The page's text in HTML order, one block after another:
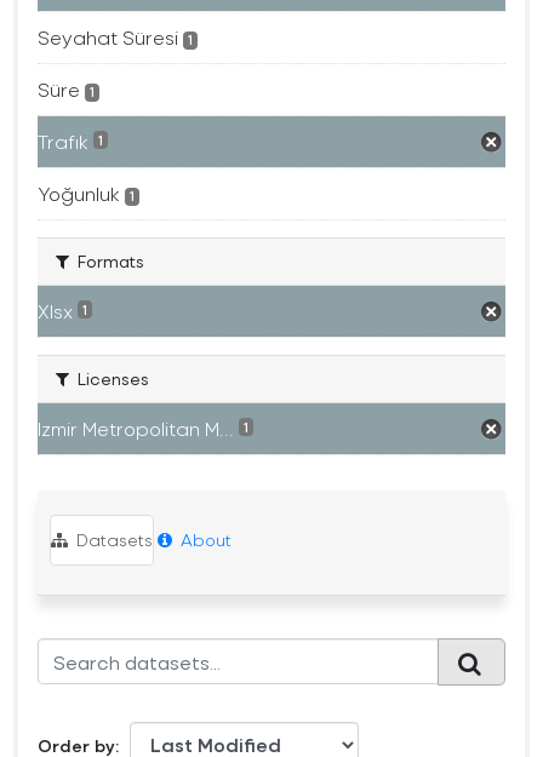
Seyahat Süresi 1
Süre 1
Trafık 1
Yoğunluk 1
Formats
Xlsx 1
Licenses
Izmir Metropolitan M... 1
Datasets About
Order by